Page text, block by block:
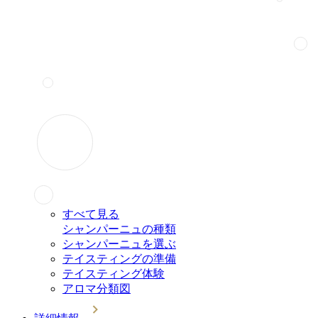
すべて見る
シャンパーニュの種類
シャンパーニュを選ぶ
テイスティングの準備
テイスティング体験
アロマ分類図